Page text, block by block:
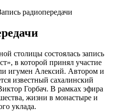
радиопередачи
столицы состоялась запись
в которой принял участие
игумен Алексий. Автором и
известный сахалинский
Горбач. В рамках эфира
жизни в монастыре и
уклада.